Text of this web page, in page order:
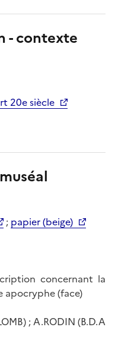
- contexte
20e siècle
; papier (beige)
concernant la
apocryphe (face)
; A.RODIN (B.D.A